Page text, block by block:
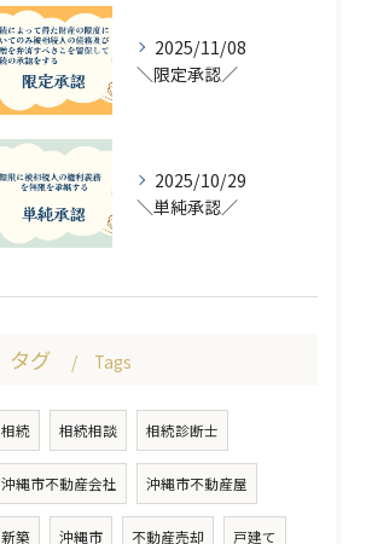
2025/11/08
＼限定承認／
2025/10/29
＼単純承認／
タグ Tags
相続 相続相談 相続診断士
沖縄市不動産会社 沖縄市不動産屋
新築 沖縄市 不動産売却 戸建て